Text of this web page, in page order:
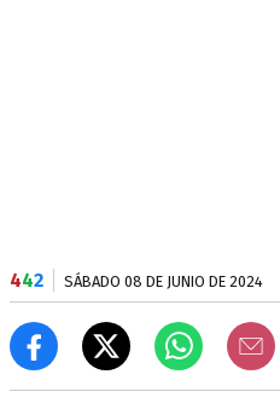
442 SÁBADO 08 DE JUNIO DE 2024